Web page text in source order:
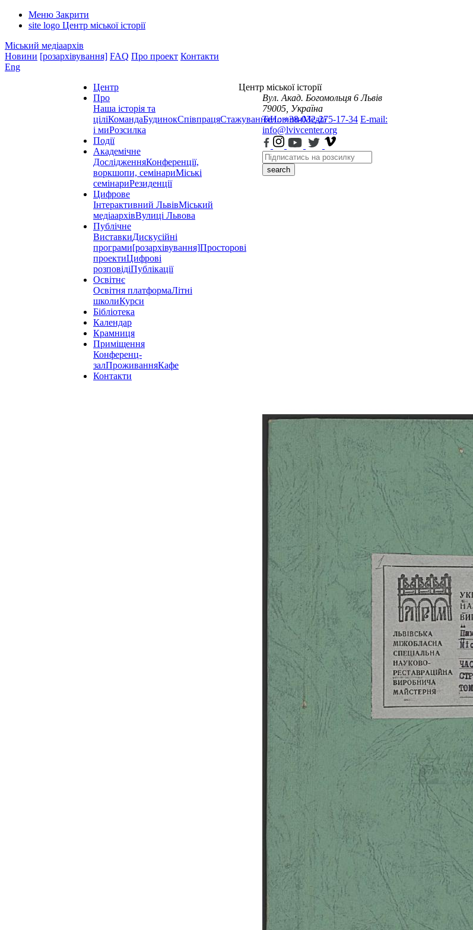
Меню Закрити
site logo Центр міської історії
Міський медіаархів
Новини [розархівування] FAQ Про проект Контакти
Eng
Центр
Про
Наша історія та
ціліКомандаБудинокСпівпрацяСтажуванняНовиниМедіа
і миРозсилка
Події
Академічне
ДослідженняКонференції,
воркшопи, семінариМіські
семінариРезиденції
Цифрове
Інтерактивний ЛьвівМіський
медіаархівВулиці Львова
Публічне
ВиставкиДискусійні
програми[розархівування]Просторові
проектиЦифрові
розповідіПублікації
Освітнє
Освітня платформаЛітні
школиКурси
Бібліотека
Календар
Крамниця
Приміщення
Конференц-
залПроживанняКафе
Контакти
Центр міської історії
Вул. Акад. Богомольця 6 Львів
79005, Україна
Тел.: +38-032-275-17-34 E-mail:
info@lvivcenter.org
search